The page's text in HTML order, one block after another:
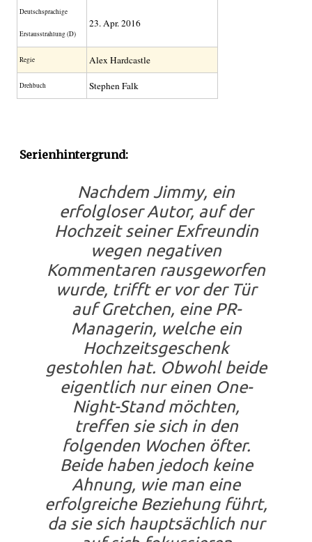
Deutsch­sprachige
Erstaus­strahlung (D)
23. Apr. 2016
Regie Alex Hardcastle
Drehbuch Stephen Falk
Serienhintergrund:
Nachdem Jimmy, ein
erfolgloser Autor, auf der
Hochzeit seiner Exfreundin
wegen negativen
Kommentaren rausgeworfen
wurde, trifft er vor der Tür
auf Gretchen, eine PR-
Managerin, welche ein
Hochzeitsgeschenk
gestohlen hat. Obwohl beide
eigentlich nur einen One-
Night-Stand möchten,
treffen sie sich in den
folgenden Wochen öfter.
Beide haben jedoch keine
Ahnung, wie man eine
erfolgreiche Beziehung führt,
da sie sich hauptsächlich nur